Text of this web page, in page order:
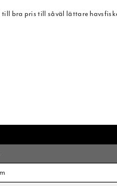
bra pris till såväl lättare